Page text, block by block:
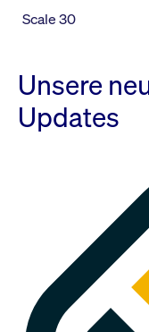
Scale 30
Unsere
Updates